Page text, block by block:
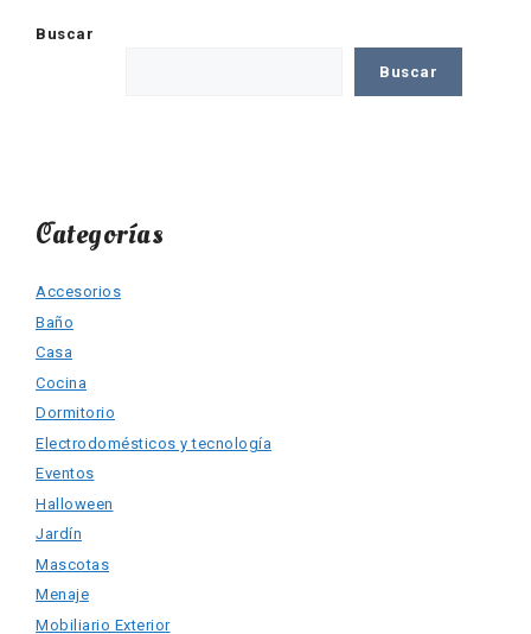
Buscar
Buscar
Categorías
Accesorios
Baño
Casa
Cocina
Dormitorio
Electrodomésticos y tecnología
Eventos
Halloween
Jardín
Mascotas
Menaje
Mobiliario Exterior